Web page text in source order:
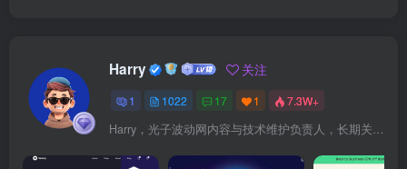
Harry 关注
1 1022 17 1 7.3W+
Harry，光子波动网内容与技术维护负责人，长期关注 WordPress、Elementor、WooCommerce、网站报错修复、性能优化、SEO 内容排期与结构化数据优化。擅长把复杂的网站故障拆成可执行的排查步骤，并持续维护 361sale.com 的 WordPress 实战教程知识库。